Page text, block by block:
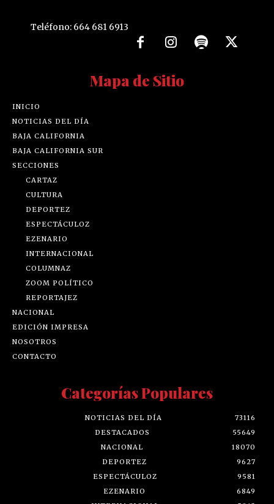
Teléfono: 664 681 6913
Mapa de Sitio
INICIO
NOTICIAS DEL DÍA
BAJA CALIFORNIA
BAJA CALIFORNIA SUR
SECCIONES
CARTAZ
CULTURA
DEPORTEZ
ESPECTÁCULOZ
EZENARIO
INTERNACIONAL
COLUMNAZ
ZOOM POLÍTICO
REPORTAJEZ
NACIONAL
EDICIÓN IMPRESA
NOSOTROS
CONTACTO
Categorías Populares
NOTICIAS DEL DÍA
73116
DESTACADOS
55649
NACIONAL
18070
DEPORTEZ
9627
ESPECTÁCULOZ
9581
EZENARIO
6849